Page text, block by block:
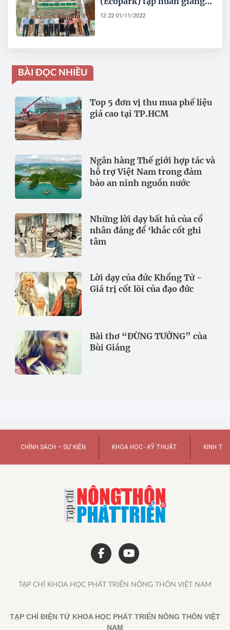
viên, xây dựng chuẩn đầu
13:22 01/11/2022
BÀI ĐỌC NHIỀU
Top 5 đơn vị thu mua phế liệu
giá cao tại TP.HCM
Ngân hàng Thế giới hợp tác và
hỗ trợ Việt Nam trong đảm
bảo an ninh nguồn nước
Những lời dạy bất hủ của cổ
nhân đáng để ‘khắc cốt ghi
tâm
Lời dạy của đức Khổng Tử -
Giá trị cốt lõi của đạo đức
Bài thơ “ĐỪNG TƯỞNG” của
Bùi Giáng
CHÍNH SÁCH – SỰ KIỆN KHOA HỌC - KỸ THUẬT KINH TẾ
TẠP CHÍ KHOA HỌC PHÁT TRIỂN NÔNG THÔN VIỆT NAM
TẠP CHÍ ĐIỆN TỬ KHOA HỌC PHÁT TRIỂN NÔNG THÔN VIỆT
NAM